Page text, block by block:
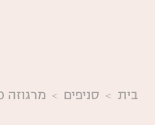
בית סניפים מרגוזה 20